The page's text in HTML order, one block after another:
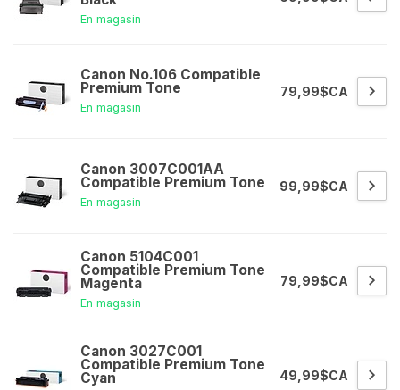
En magasin
Canon No.106 Compatible
Premium Tone
En magasin
79,99$CA
Canon 3007C001AA
Compatible Premium Tone
En magasin
99,99$CA
Canon 5104C001
Compatible Premium Tone
Magenta
En magasin
79,99$CA
Canon 3027C001
Compatible Premium Tone
Cyan 49,99$CA